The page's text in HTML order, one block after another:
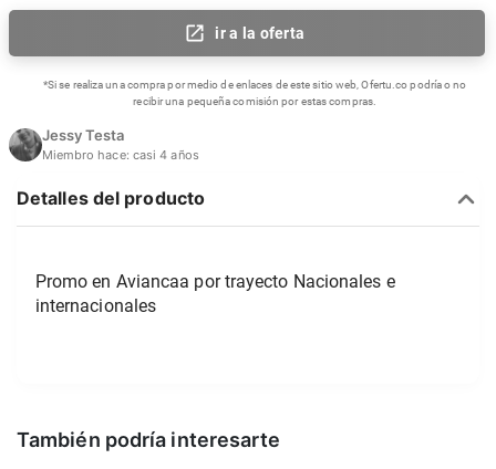
ir a la oferta
*Si se realiza una compra por medio de enlaces de este sitio web, Ofertu.co podría o no
recibir una pequeña comisión por estas compras.
Jessy Testa
Miembro hace: casi 4 años
Detalles del producto
Promo en Aviancaa por trayecto Nacionales e
internacionales
También podría interesarte